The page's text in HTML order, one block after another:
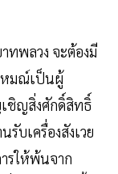
ทพลวง จะต้องมี
หมณ์เป็นผู้
ชิญสิ่งศักดิ์สิทธิ์
บเครื่องสังเวย
รให้พ้นจาก